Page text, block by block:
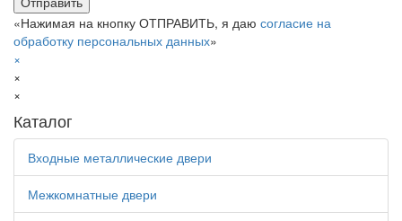
«Нажимая на кнопку ОТПРАВИТЬ, я даю согласие на
обработку персональных данных»
×
×
×
Каталог
Входные металлические двери
Межкомнатные двери